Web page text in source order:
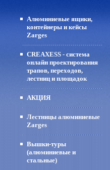
Алюминиевые ящики,
контейнеры и кейсы
Zarges
CREAXESS - система
онлайн проектирования
трапов, переходов,
лестниц и площадок
АКЦИЯ
Лестницы алюминиевые
Zarges
Вышки-туры
(алюминиевые и
стальные)